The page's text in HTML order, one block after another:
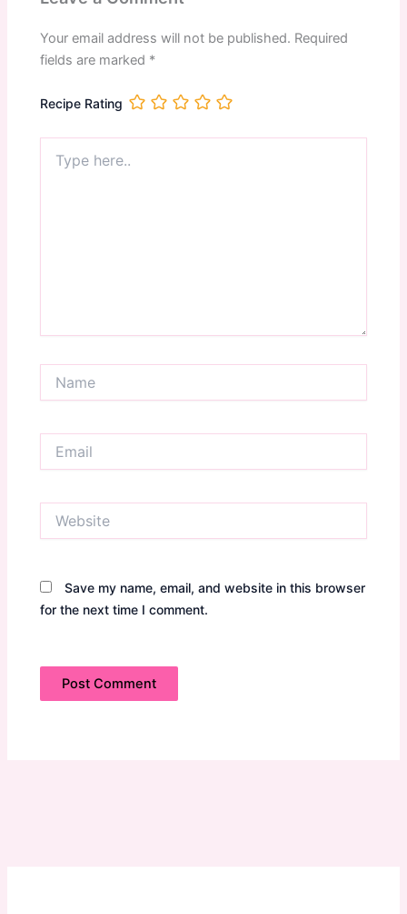
Your email address will not be published. Required
fields are marked *
Recipe Rating
here..
Save my name, email, and website in this browser
for the next time I comment.